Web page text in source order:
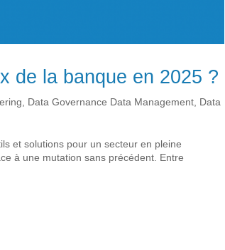
de la banque en 2025 ?
, Data Governance Data Management, Data
et solutions pour un secteur en pleine
à une mutation sans précédent. Entre